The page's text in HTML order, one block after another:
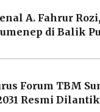
A. Fahrur
di Balik
Forum TBM
Resmi Dilantik